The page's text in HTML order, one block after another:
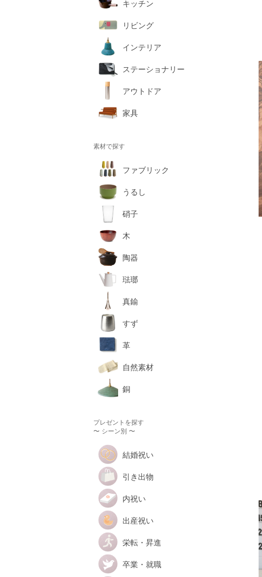
キッチン
リビング
インテリア
ステーショナリー
アウトドア
家具
素材で探す
ファブリック
うるし
硝子
木
陶器
琺瑯
真鍮
すず
革
自然素材
銅
プレゼントを探す
〜 シーン別 〜
結婚祝い
引き出物
内祝い
出産祝い
栄転・昇進
卒業・就職